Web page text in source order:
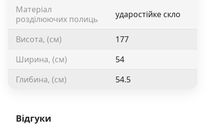
Матеріал
розділюючих полиць
ударостійке скло
Висота, (см)
177
Ширина, (см)
54
Глибина, (см)
54.5
Відгуки